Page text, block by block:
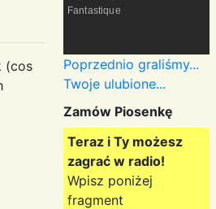
(cos
Fantastique
Poprzednio graliśmy...
Twoje ulubione...
Zamów Piosenkę
Teraz i Ty możesz
zagrać w radio!
Wpisz poniżej
fragment